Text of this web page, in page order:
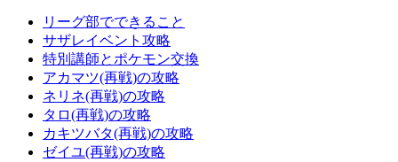
リーグ部でできること
サザレイベント攻略
特別講師とポケモン交換
アカマツ(再戦)の攻略
ネリネ(再戦)の攻略
タロ(再戦)の攻略
カキツバタ(再戦)の攻略
ゼイユ(再戦)の攻略